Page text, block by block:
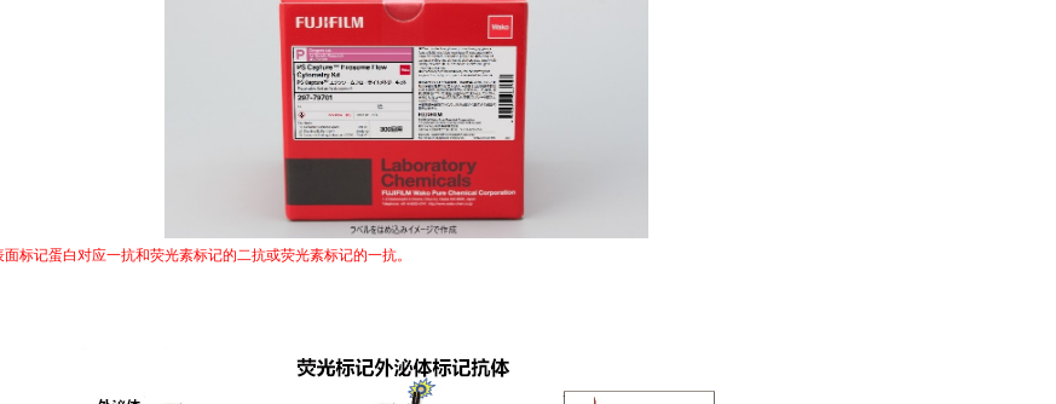
标记蛋白对应一抗和荧光素标记的二抗或荧光素标记的一抗。